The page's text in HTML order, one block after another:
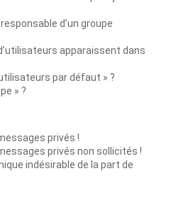
d’un groupe
apparaissent dans
par défaut » ?
» ?
privés !
privés non sollicités !
indésirable de la part de